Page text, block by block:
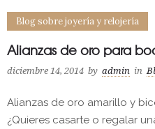
Blog sobre joyería y relojería
Alianzas de oro para
diciembre 14, 2014 by admin in
Alianzas de oro amarillo y
¿Quieres casarte o regalar